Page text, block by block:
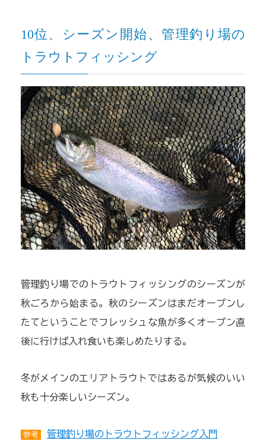
10位、シーズン開始、管理釣り場の
トラウトフィッシング
管理釣り場でのトラウトフィッシングのシーズンが
秋ごろから始まる。秋のシーズンはまだオープンし
たてということでフレッシュな魚が多くオープン直
後に行けば入れ食いも楽しめたりする。
冬がメインのエリアトラウトではあるが気候のいい
秋も十分楽しいシーズン。
参考 管理釣り場のトラウトフィッシング入門